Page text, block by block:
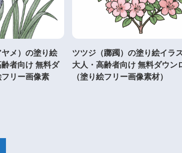
メ）の塗り絵
者向け 無料ダ
リー画像素
ツツジ（躑躅）の塗り絵イラ
大人・高齢者向け 無料ダウン
（塗り絵フリー画像素材）